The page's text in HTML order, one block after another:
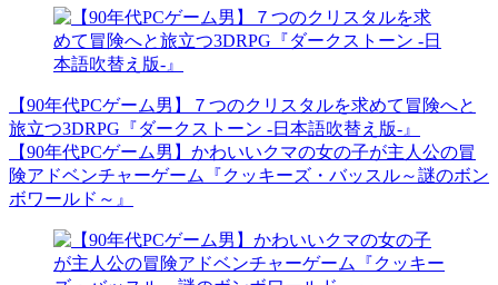
【90年代PCゲーム男】７つのクリスタルを求めて冒険へと
旅立つ3DRPG『ダークストーン -日本語吹替え版-』
【90年代PCゲーム男】かわいいクマの女の子が主人公の冒
険アドベンチャーゲーム『クッキーズ・バッスル～謎のボン
ボワールド～』